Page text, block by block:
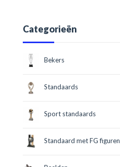
Categorieën
Bekers
Standaards
Sport standaards
Standaard met FG figuren